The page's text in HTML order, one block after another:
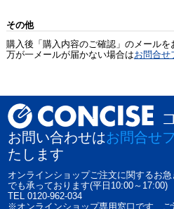
その他
購入後「購入内容のご確認」のメールを
万が一メールが届かない場合はお問合せ
お問い合わせはお問合せ
たします
オンラインショップご注文に関するお
でも承っております(平日10:00～17:00)
TEL 0120-962-034
※オンラインショップ専用窓口です、